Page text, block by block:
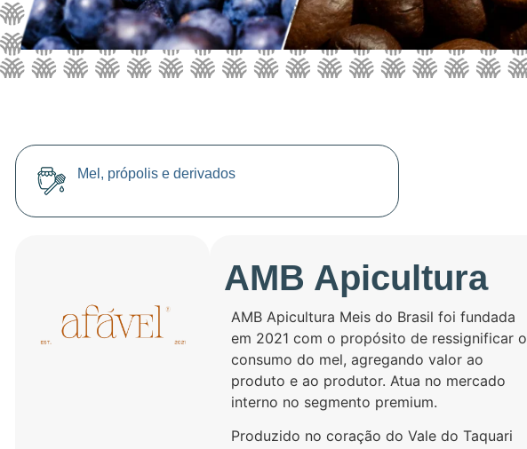
Mel, própolis e derivados
AMB Apicultura
AMB Apicultura Meis do Brasil foi fundada
em 2021 com o propósito de ressignificar o
consumo do mel, agregando valor ao
produto e ao produtor. Atua no mercado
interno no segmento premium.
Produzido no coração do Vale do Taquari